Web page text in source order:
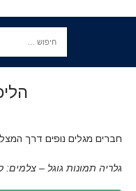
חברים מגלים נופים דרך
גלריה תמונות גוגל – צלמים: